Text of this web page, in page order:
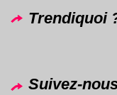
Trendiquoi
Suivez-